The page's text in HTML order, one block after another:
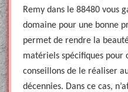
Remy dans le 88480 vous
domaine pour une bonne
permet de rendre la
matériels spécifiques pour
conseillons de le réaliser
décennies. Dans ce cas,